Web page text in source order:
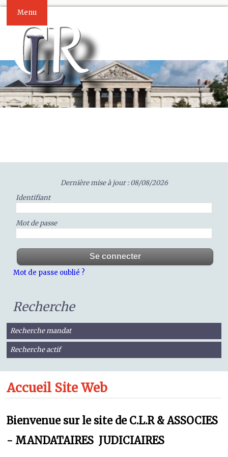
Menu
Dernière mise à jour : 08/08/2026
Identifiant
Mot de passe
Mot de passe oublié ?
Recherche
Recherche mandat
Recherche actif
Accueil Site Web
Bienvenue sur le site de C.L.R & ASSOCIES
- MANDATAIRES JUDICIAIRES